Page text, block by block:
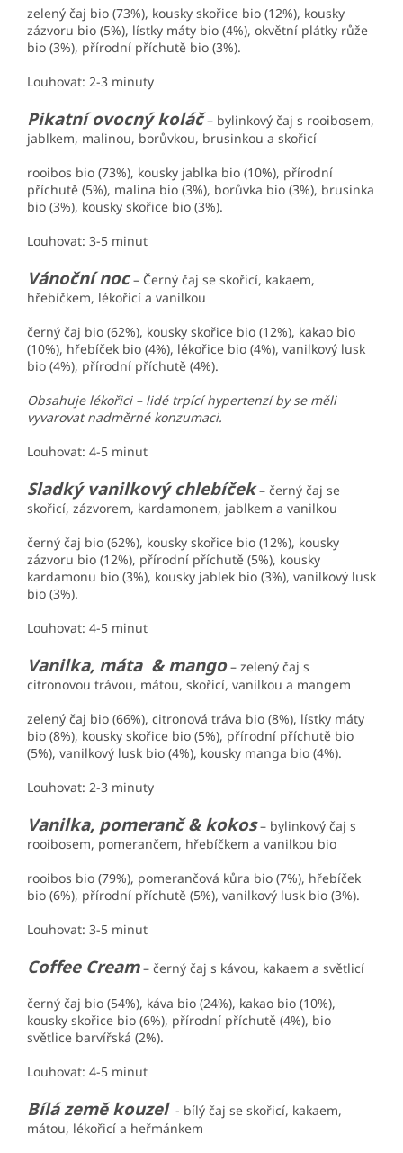
zelený čaj bio (73%), kousky skořice bio (12%), kousky
zázvoru bio (5%), lístky máty bio (4%), okvětní plátky růže
bio (3%), přírodní příchutě bio (3%).
Louhovat: 2-3 minuty
Pikatní ovocný koláč– bylinkový čaj s rooibosem,
jablkem, malinou, borůvkou, brusinkou a skořicí
rooibos bio (73%), kousky jablka bio (10%), přírodní
příchutě (5%), malina bio (3%), borůvka bio (3%), brusinka
bio (3%), kousky skořice bio (3%).
Louhovat: 3-5 minut
Vánoční noc– Černý čaj se skořicí, kakaem,
hřebíčkem, lékořicí a vanilkou
černý čaj bio (62%), kousky skořice bio (12%), kakao bio
(10%), hřebíček bio (4%), lékořice bio (4%), vanilkový lusk
bio (4%), přírodní příchutě (4%).
Obsahuje lékořici – lidé trpící hypertenzí by se měli
vyvarovat nadměrné konzumaci.
Louhovat: 4-5 minut
Sladký vanilkový chlebíček– černý čaj se
skořicí, zázvorem, kardamonem, jablkem a vanilkou
černý čaj bio (62%), kousky skořice bio (12%), kousky
zázvoru bio (12%), přírodní příchutě (5%), kousky
kardamonu bio (3%), kousky jablek bio (3%), vanilkový lusk
bio (3%).
Louhovat: 4-5 minut
Vanilka, máta & mango– zelený čaj s
citronovou trávou, mátou, skořicí, vanilkou a mangem
zelený čaj bio (66%), citronová tráva bio (8%), lístky máty
bio (8%), kousky skořice bio (5%), přírodní příchutě bio
(5%), vanilkový lusk bio (4%), kousky manga bio (4%).
Louhovat: 2-3 minuty
Vanilka, pomeranč & kokos– bylinkový čaj s
rooibosem, pomerančem, hřebíčkem a vanilkou bio
rooibos bio (79%), pomerančová kůra bio (7%), hřebíček
bio (6%), přírodní příchutě (5%), vanilkový lusk bio (3%).
Louhovat: 3-5 minut
Coffee Cream– černý čaj s kávou, kakaem a světlicí
černý čaj bio (54%), káva bio (24%), kakao bio (10%),
kousky skořice bio (6%), přírodní příchutě (4%), bio
světlice barvířská (2%).
Louhovat: 4-5 minut
Bílá země kouzel- bílý čaj se skořicí, kakaem,
mátou, lékořicí a heřmánkem